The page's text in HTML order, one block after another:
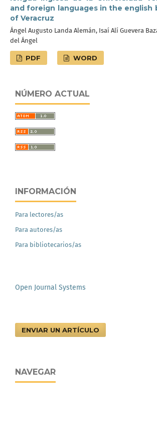
and foreign languages in the english
of Veracruz
Ángel Augusto Landa Alemán, Isaí Alí Guevera
del Ángel
PDF WORD
NÚMERO ACTUAL
INFORMACIÓN
Para lectores/as
Para autores/as
Para bibliotecarios/as
Open Journal Systems
ENVIAR UN ARTÍCULO
NAVEGAR